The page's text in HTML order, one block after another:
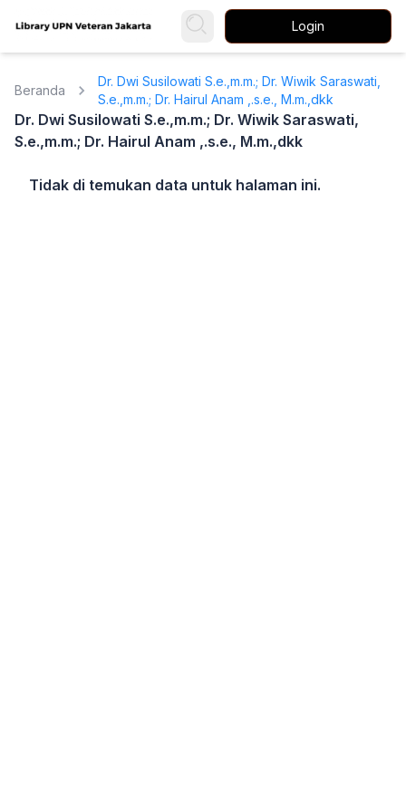
Login
Beranda
Dr. Dwi Susilowati S.e.,m.m.; Dr. Wiwik Saraswati,
S.e.,m.m.; Dr. Hairul Anam ,.s.e., M.m.,dkk
Dr. Dwi Susilowati S.e.,m.m.; Dr. Wiwik Saraswati,
S.e.,m.m.; Dr. Hairul Anam ,.s.e., M.m.,dkk
Tidak di temukan data untuk halaman ini.